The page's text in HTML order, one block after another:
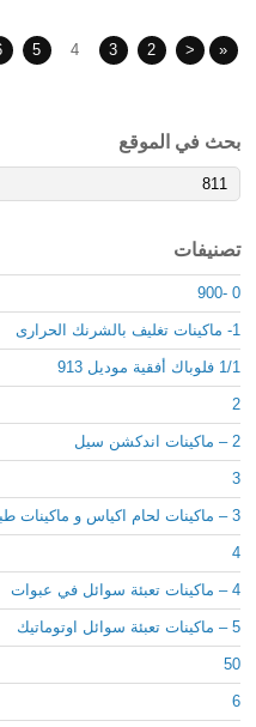
«
<
2
3
4
5
بحث في الموقع
تصنيفات
0 -900
1- ماكينات تغليف بالشرنك الحرارى
1/1 فلوباك أفقية موديل 913
2
2 – ماكينات اندكشن سيل
3
3 – ماكينات لحام اكياس و ماكينات طباعة تاريخ انتاج
4
4 – ماكينات تعبئة سوائل في عبوات
5 – ماكينات تعبئة سوائل اوتوماتيك
50
6